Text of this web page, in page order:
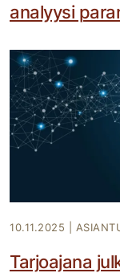
analyysi
10.11.2025
Tarjoajana